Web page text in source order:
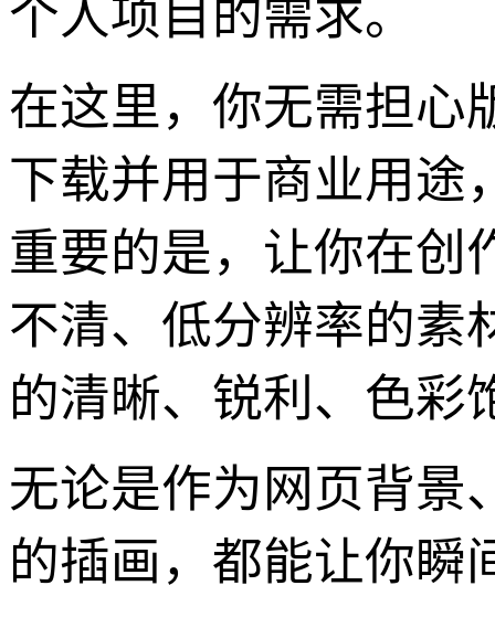
个人项目的需求。
在这里，你无需担心
下载并用于商业用途
重要的是，让你在创
不清、低分辨率的素
的清晰、锐利、色彩
无论是作为网页背景
的插画，都能让你瞬